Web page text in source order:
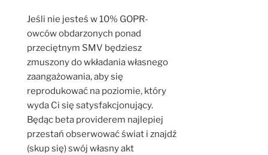
Jeśli nie jesteś w 10% GOPR-
owców obdarzonych ponad
przeciętnym SMV będziesz
zmuszony do wkładania własnego
zaangażowania, aby się
reprodukować na poziomie, który
wyda Ci się satysfakcjonujący.
Będąc beta providerem najlepiej
przestań obserwować świat i znajdź
(skup się) swój własny akt